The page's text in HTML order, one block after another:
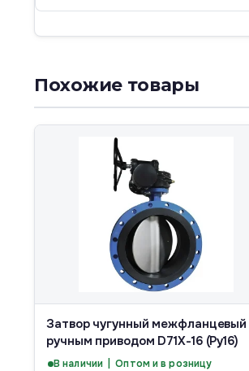
Похожие товары
Затвор чугунный межфланцевый
ручным приводом D71X-16 (Ру16)
В наличии | Оптом и в розницу